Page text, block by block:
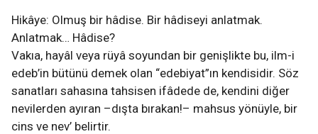
Hikâye: Olmuş bir hâdise. Bir hâdiseyi anlatmak.
Anlatmak… Hâdise?
Vakıa, hayâl veya rüyâ soyundan bir genişlikte bu, ilm-i
edeb’in bütünü demek olan “edebiyat”ın kendisidir. Söz
sanatları sahasına tahsisen ifâdede de, kendini diğer
nevilerden ayıran –dışta bırakan!– mahsus yönüyle, bir
cins ve nev’ belirtir.